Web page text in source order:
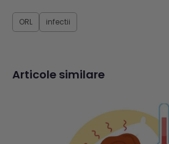
ORL infectii
Articole similare